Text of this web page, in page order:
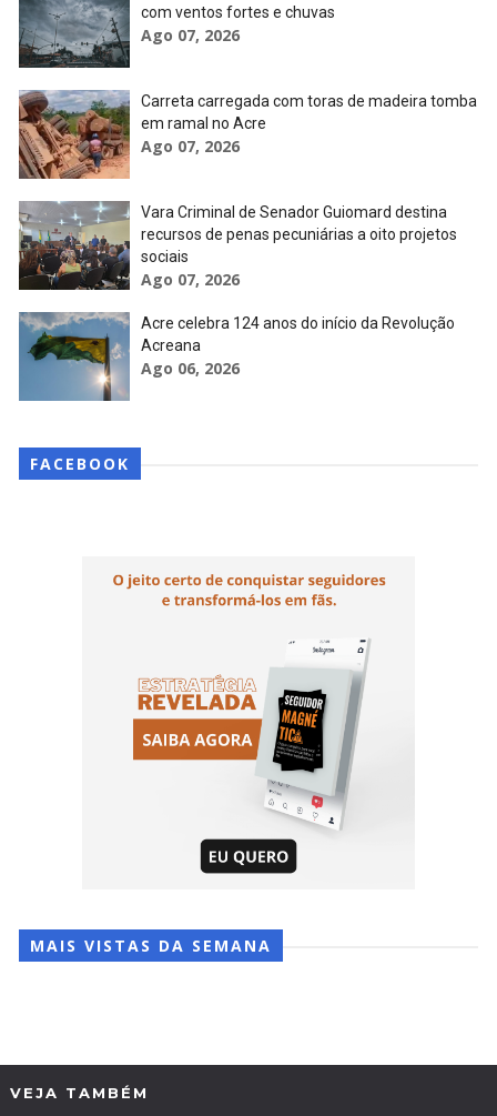
com ventos fortes e chuvas
Ago 07, 2026
Carreta carregada com toras de madeira tomba
em ramal no Acre
Ago 07, 2026
Vara Criminal de Senador Guiomard destina
recursos de penas pecuniárias a oito projetos
sociais
Ago 07, 2026
Acre celebra 124 anos do início da Revolução
Acreana
Ago 06, 2026
FACEBOOK
MAIS VISTAS DA SEMANA
VEJA TAMBÉM